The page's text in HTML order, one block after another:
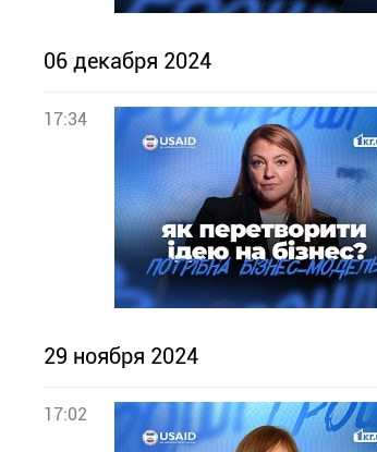
06 декабря 2024
17:34
29 ноября 2024
17:02